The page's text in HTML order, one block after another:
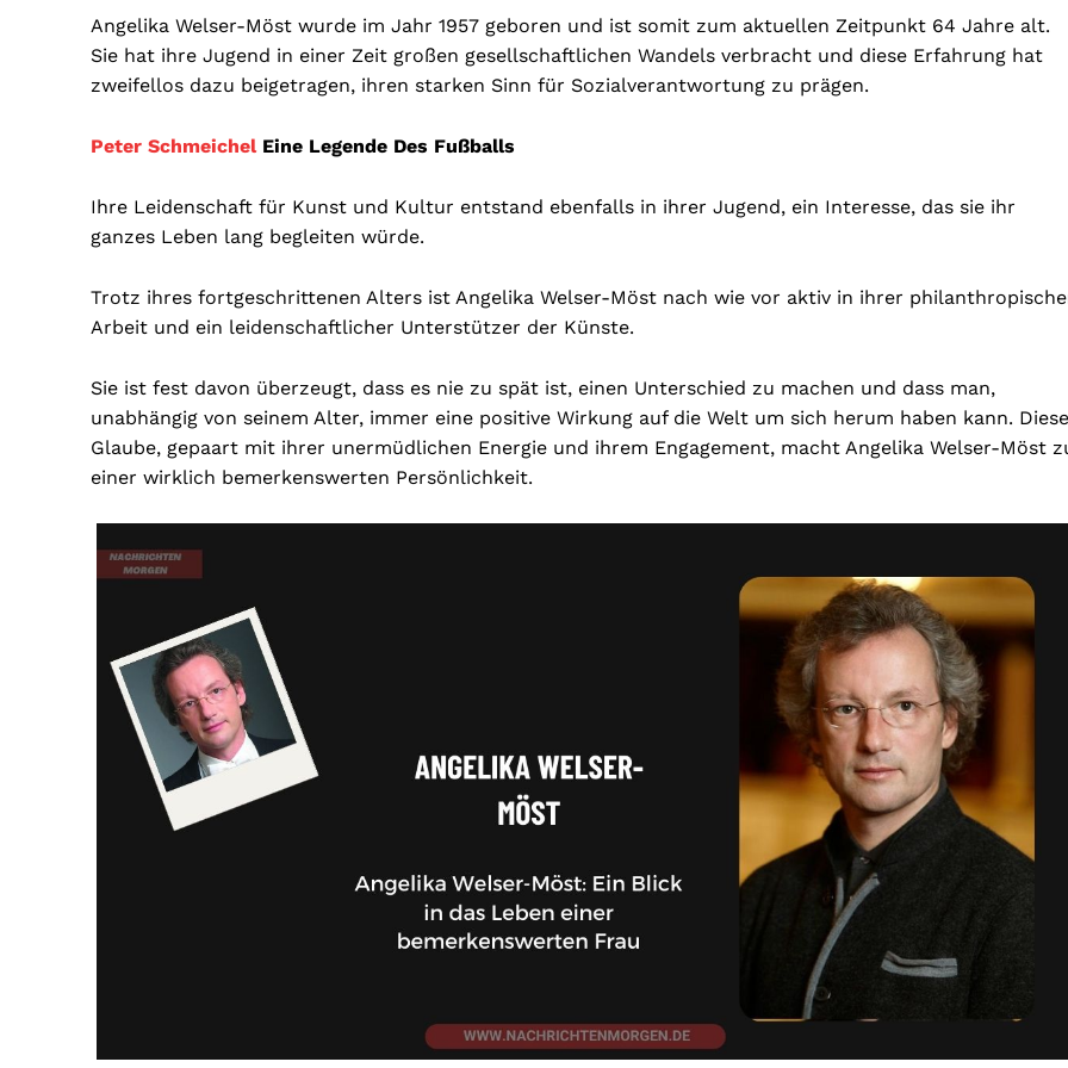
Angelika Welser-Möst wurde im Jahr 1957 geboren und ist somit zum aktuellen Zeitpunkt 64 Jahre alt.
Sie hat ihre Jugend in einer Zeit großen gesellschaftlichen Wandels verbracht und diese Erfahrung hat
zweifellos dazu beigetragen, ihren starken Sinn für Sozialverantwortung zu prägen.
Peter Schmeichel Eine Legende Des Fußballs
Ihre Leidenschaft für Kunst und Kultur entstand ebenfalls in ihrer Jugend, ein Interesse, das sie ihr
ganzes Leben lang begleiten würde.
Trotz ihres fortgeschrittenen Alters ist Angelika Welser-Möst nach wie vor aktiv in ihrer
Arbeit und ein leidenschaftlicher Unterstützer der Künste.
Sie ist fest davon überzeugt, dass es nie zu spät ist, einen Unterschied zu machen und dass man,
unabhängig von seinem Alter, immer eine positive Wirkung auf die Welt um sich herum haben kann.
Glaube, gepaart mit ihrer unermüdlichen Energie und ihrem Engagement, macht Angelika Welser-Möst
einer wirklich bemerkenswerten Persönlichkeit.